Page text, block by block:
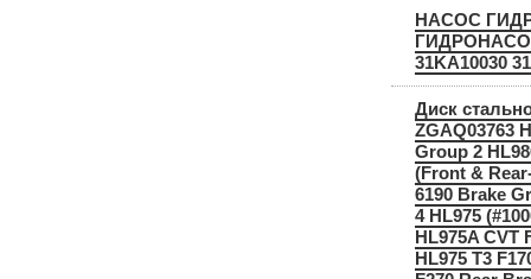
НАСОС
31KA10030
Диск
ZGAQ03763
Group 2
(Front &
6190 Brake
4 HL975
HL975A CVT
HL975 T3